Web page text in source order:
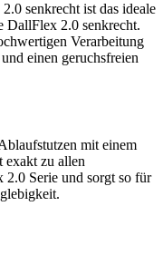
senkrecht ist das ideale
DallFlex 2.0 senkrecht.
Verarbeitung
einen geruchsfreien
mit einem
exakt zu allen
2.0 Serie und sorgt so für